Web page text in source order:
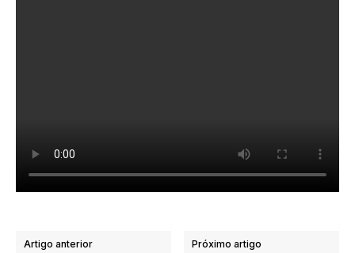
Artigo anterior Próximo artigo